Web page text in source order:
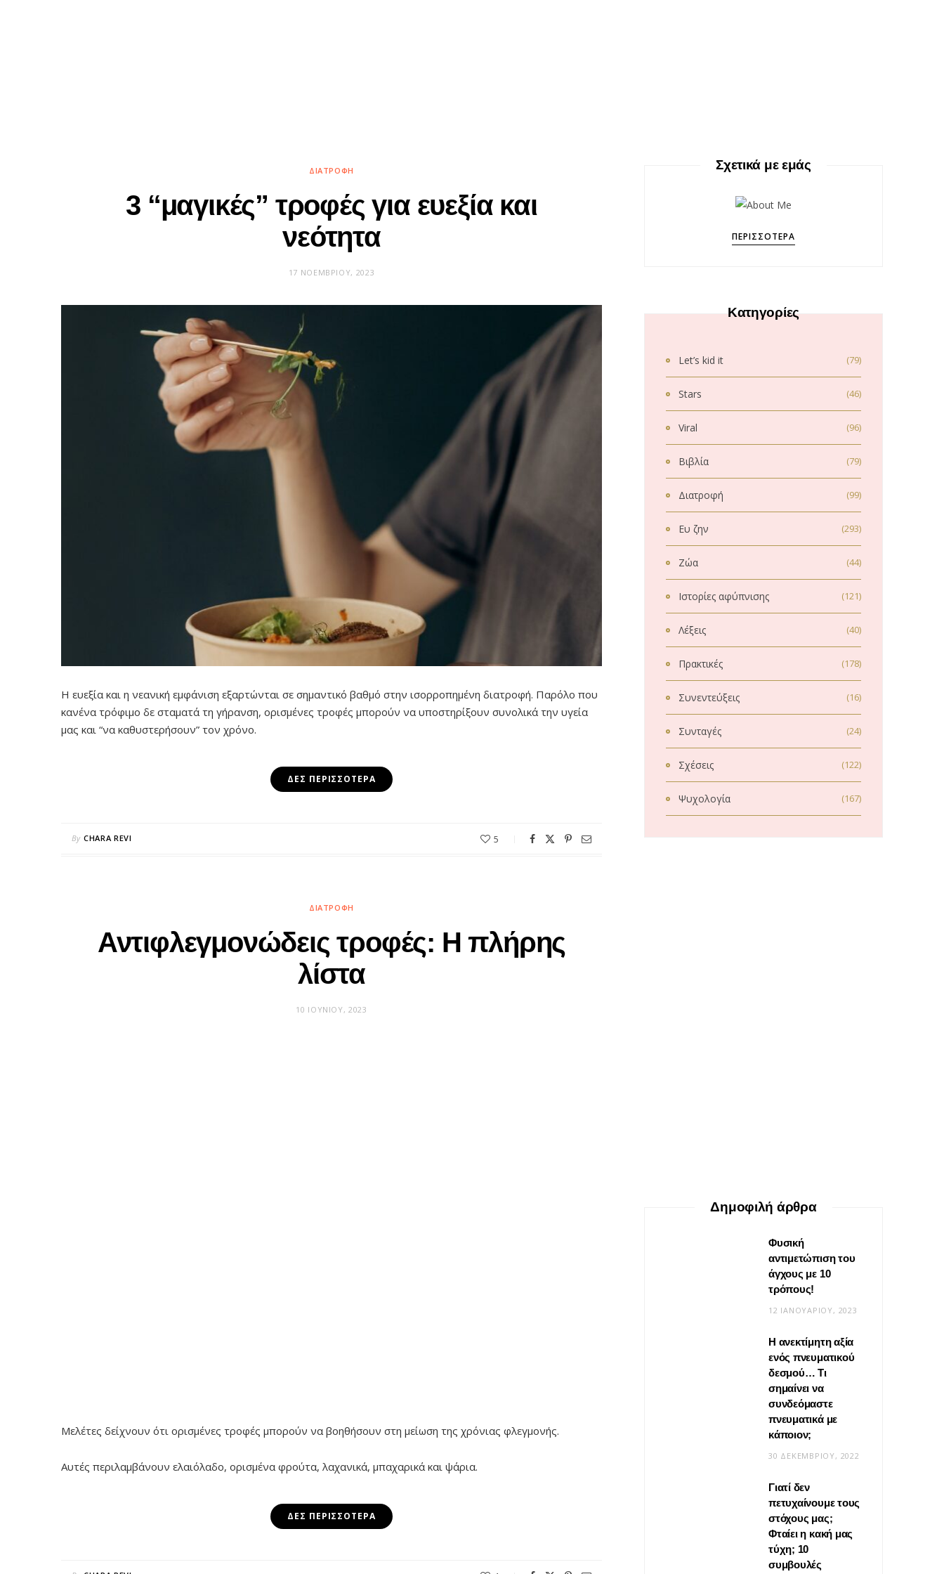
ΔΙΑΤΡΟΦΉ
3 “μαγικές” τροφές για ευεξία και
νεότητα
17 ΝΟΕΜΒΡΊΟΥ, 2023
Η ευεξία και η νεανική εμφάνιση εξαρτώνται σε σημαντικό βαθμό στην ισορροπημένη διατροφή. Παρόλο που
κανένα τρόφιμο δε σταματά τη γήρανση, ορισμένες τροφές μπορούν να υποστηρίξουν συνολικά την υγεία
μας και “να καθυστερήσουν” τον χρόνο.
ΔΕΣ ΠΕΡΙΣΣΌΤΕΡΑ
By CHARA REVI 5
ΔΙΑΤΡΟΦΉ
Αντιφλεγμονώδεις τροφές: H πλήρης
λίστα
10 ΙΟΥΝΊΟΥ, 2023
Μελέτες δείχνουν ότι ορισμένες τροφές μπορούν να βοηθήσουν στη μείωση της χρόνιας φλεγμονής.
Αυτές περιλαμβάνουν ελαιόλαδο, ορισμένα φρούτα, λαχανικά, μπαχαρικά και ψάρια.
ΔΕΣ ΠΕΡΙΣΣΌΤΕΡΑ
Σχετικά με εμάς
ΠΕΡΙΣΣΌΤΕΡΑ
Κατηγορίες
Let’s kid it (79)
Stars (46)
Viral (96)
Βιβλία (79)
Διατροφή (99)
Ευ ζην (293)
Ζώα (44)
Ιστορίες αφύπνισης (121)
Λέξεις (40)
Πρακτικές (178)
Συνεντεύξεις (16)
Συνταγές (24)
Σχέσεις (122)
Ψυχολογία (167)
Βίντεο: Μεταμόρφωσε το
φουλάρι σου σε κιμονό
20 ΜΑΪ́ΟΥ, 2026
Δημοφιλή άρθρα
Φυσική
αντιμετώπιση του
άγχους με 10
τρόπους!
12 ΙΑΝΟΥΑΡΊΟΥ, 2023
Η ανεκτίμητη αξία
ενός πνευματικού
δεσμού… Τι
σημαίνει να
συνδεόμαστε
πνευματικά με
κάποιον;
30 ΔΕΚΕΜΒΡΊΟΥ, 2022
Γιατί δεν
πετυχαίνουμε τους
στόχους μας;
Φταίει η κακή μας
τύχη; 10
συμβουλές